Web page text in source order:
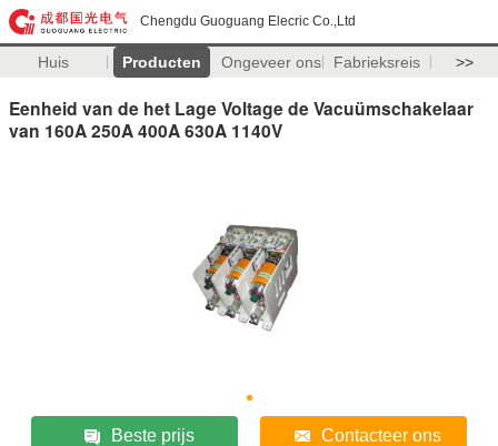
Chengdu Guoguang Elecric Co.,Ltd
Huis Producten Ongeveer ons Fabrieksreis >>
Eenheid van de het Lage Voltage de Vacuümschakelaar
van 160A 250A 400A 630A 1140V
Beste prijs Contacteer ons